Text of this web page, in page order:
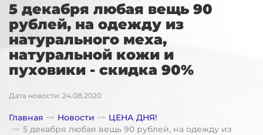
5 декабря любая вещь 90
рублей, на одежду из
натурального меха,
натуральной кожи и
пуховики - скидка 90%
Дата новости: 24.08.2020
Главная Новости
ЦЕНА ДНЯ!
5 декабря любая вещь 90 рублей, на одежду из